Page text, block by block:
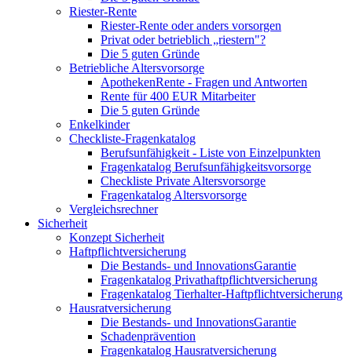
Riester-Rente
Riester-Rente oder anders vorsorgen
Privat oder betrieblich „riestern"?
Die 5 guten Gründe
Betriebliche Altersvorsorge
ApothekenRente - Fragen und Antworten
Rente für 400 EUR Mitarbeiter
Die 5 guten Gründe
Enkelkinder
Checkliste-Fragenkatalog
Berufsunfähigkeit - Liste von Einzelpunkten
Fragenkatalog Berufsunfähigkeitsvorsorge
Checkliste Private Altersvorsorge
Fragenkatalog Altersvorsorge
Vergleichsrechner
Sicherheit
Konzept Sicherheit
Haftpflichtversicherung
Die Bestands- und InnovationsGarantie
Fragenkatalog Privathaftpflichtversicherung
Fragenkatalog Tierhalter-Haftpflichtversicherung
Hausratversicherung
Die Bestands- und InnovationsGarantie
Schadenprävention
Fragenkatalog Hausratversicherung